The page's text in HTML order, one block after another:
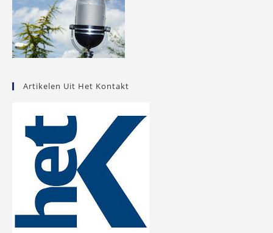
Artikelen Uit Het Kontakt